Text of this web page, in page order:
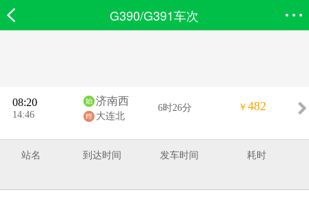
G390/G391车次
08:20
14:46
济南西
大连北
6时26分 ￥ 482
站名 到达时间 发车时间 耗时